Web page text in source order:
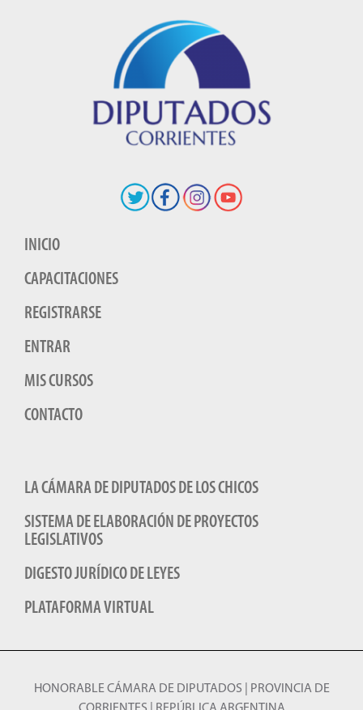
INICIO
CAPACITACIONES
REGISTRARSE
ENTRAR
MIS CURSOS
CONTACTO
LA CÁMARA DE DIPUTADOS DE LOS CHICOS
SISTEMA DE ELABORACIÓN DE PROYECTOS
LEGISLATIVOS
DIGESTO JURÍDICO DE LEYES
PLATAFORMA VIRTUAL
HONORABLE CÁMARA DE DIPUTADOS | PROVINCIA DE